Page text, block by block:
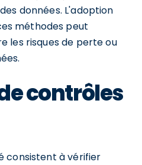
données. L'adoption
méthodes peut
les risques de perte ou
contrôles
consistent à vérifier